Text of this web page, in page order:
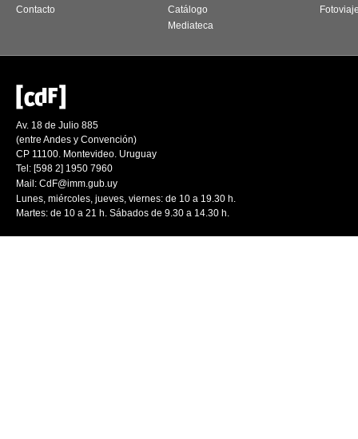
Contacto
Catálogo
Mediateca
Av. 18 de Julio 885
(entre Andes y Convención)
CP 11100. Montevideo. Uruguay
Tel: [598 2] 1950 7960
Mail: CdF@imm.gub.uy
Lunes, miércoles, jueves, viernes: de 10 a 19.30 h.
Martes: de 10 a 21 h. Sábados de 9.30 a 14.30 h.